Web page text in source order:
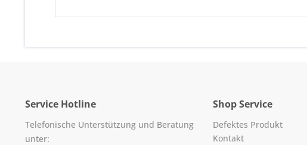
Service Hotline
Telefonische Unterstützung und Beratung
unter:
Shop Service
Defektes Produkt
Kontakt